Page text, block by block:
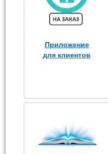
Приложение
для клиентов